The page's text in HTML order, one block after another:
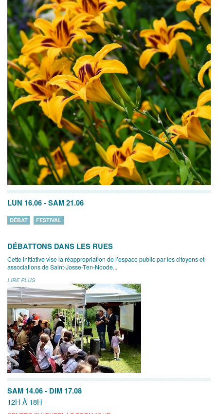
LUN 16.06 - SAM 21.06
DÉBAT FESTIVAL
DÉBATTONS DANS LES RUES
Cette initiative vise la réappropriation de l’espace public par les citoyens et
associations de Saint-Josse-Ten-Noode...
LIRE PLUS
SAM 14.06 - DIM 17.08
12H À 18H